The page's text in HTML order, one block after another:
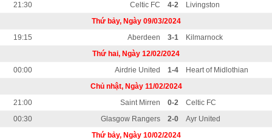
21:30
Celtic FC 4-2
Livingston
Thứ bảy, Ngày 09/03/2024
19:15
Aberdeen 3-1
Kilmarnock
Thứ hai, Ngày 12/02/2024
00:00
Airdrie United 1-4
Heart of Midlothian
Chủ nhật, Ngày 11/02/2024
21:00
Saint Mirren 0-2
Celtic FC
00:30
Glasgow Rangers 2-0
Ayr United
Thứ bảy, Ngày 10/02/2024